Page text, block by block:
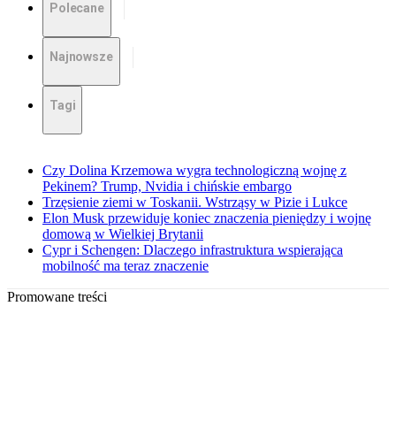
Polecane
Najnowsze
Tagi
Czy Dolina Krzemowa wygra technologiczną wojnę z
Pekinem? Trump, Nvidia i chińskie embargo
Trzęsienie ziemi w Toskanii. Wstrząsy w Pizie i Lukce
Elon Musk przewiduje koniec znaczenia pieniędzy i wojnę
domową w Wielkiej Brytanii
Cypr i Schengen: Dlaczego infrastruktura wspierająca
mobilność ma teraz znaczenie
Promowane treści